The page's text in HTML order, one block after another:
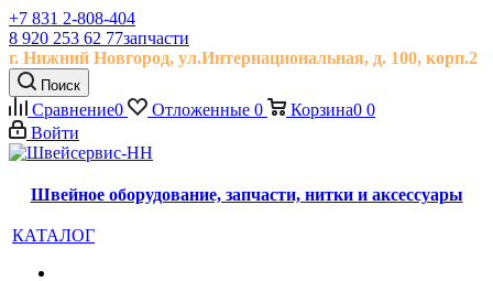
+7 831 2-808-404
8 920 253 62 77запчасти
г. Нижний Новгород, ул.Интернациональная, д. 100, корп.2
Поиск
Сравнение0 Отложенные 0 Корзина0 0
Войти
Швейное оборудование, запчасти, нитки и аксессуары
КАТАЛОГ